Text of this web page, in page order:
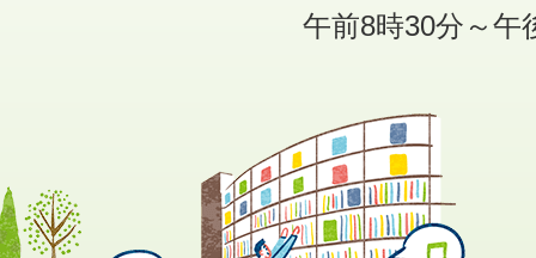
午前8時30分～午